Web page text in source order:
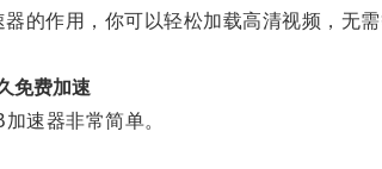
作用，你可以轻松加载高清视频，无需
免费加速
器非常简单。